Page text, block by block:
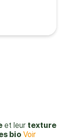
et leur texture
bio Voir